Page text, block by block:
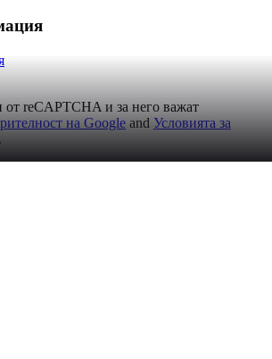
от reCAPTCHA и за него важат
на Google and Условията за
.